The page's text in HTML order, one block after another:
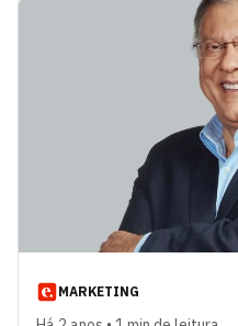
MARKETING